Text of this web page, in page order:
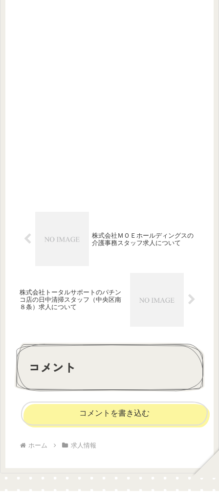
株式会社ＭＯＥホールディングスの
介護事務スタッフ求人について
株式会社トータルサポートのパチン
コ店の日中清掃スタッフ（中央区南
８条）求人について
コメント
コメントを書き込む
ホーム 求人情報